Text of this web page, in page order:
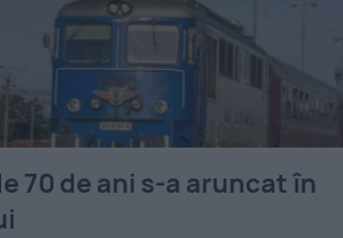
70 de ani s-a aruncat în